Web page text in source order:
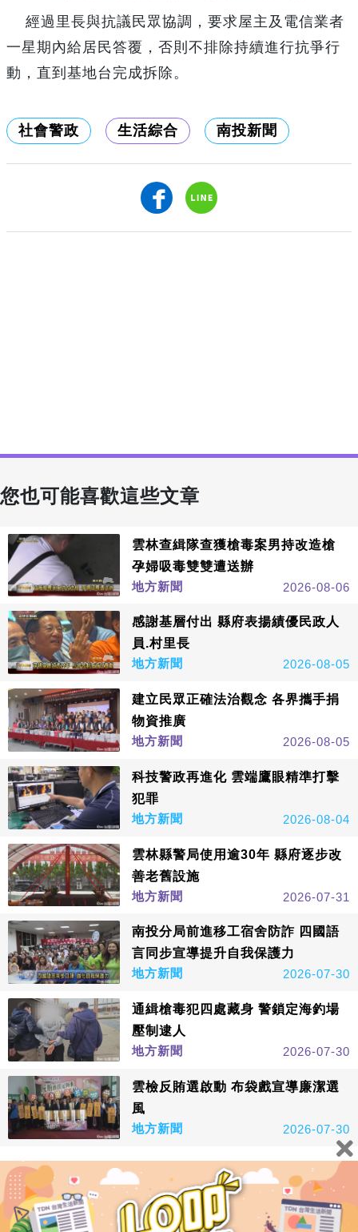
經過里長與抗議民眾協調，要求屋主及電信業者
一星期內給居民答覆，否則不排除持續進行抗爭行
動，直到基地台完成拆除。
社會警政 生活綜合 南投新聞
您也可能喜歡這些文章
雲林查緝隊查獲槍毒案男持改造槍
孕婦吸毒雙雙遭送辦
地方新聞
2026-08-06
感謝基層付出 縣府表揚績優民政人
員.村里長
地方新聞
2026-08-05
建立民眾正確法治觀念 各界攜手捐
物資推廣
地方新聞
2026-08-05
科技警政再進化 雲端鷹眼精準打擊
犯罪
地方新聞
2026-08-04
雲林縣警局使用逾30年 縣府逐步改
善老舊設施
地方新聞
2026-07-31
南投分局前進移工宿舍防詐 四國語
言同步宣導提升自我保護力
地方新聞
2026-07-30
通緝槍毒犯四處藏身 警鎖定海釣場
壓制逮人
地方新聞
2026-07-30
雲檢反賄選啟動 布袋戲宣導廉潔選
風
地方新聞
2026-07-30
看更多